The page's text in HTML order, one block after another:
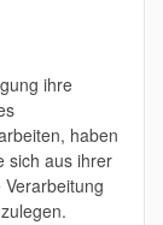
ihre
haben
sich aus ihrer